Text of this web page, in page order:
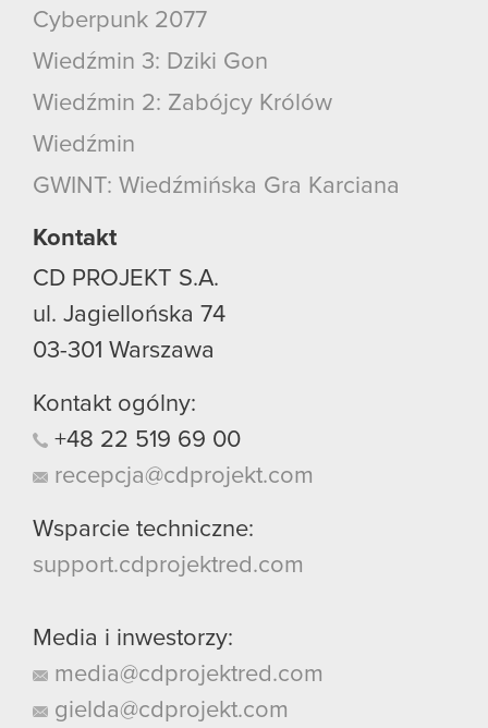
Cyberpunk 2077
Wiedźmin 3: Dziki Gon
Wiedźmin 2: Zabójcy Królów
Wiedźmin
GWINT: Wiedźmińska Gra Karciana
Kontakt
CD PROJEKT S.A.
ul. Jagiellońska 74
03-301 Warszawa
Kontakt ogólny:
+48 22 519 69 00
recepcja@cdprojekt.com
Wsparcie techniczne:
support.cdprojektred.com
Media i inwestorzy:
media@cdprojektred.com
gielda@cdprojekt.com